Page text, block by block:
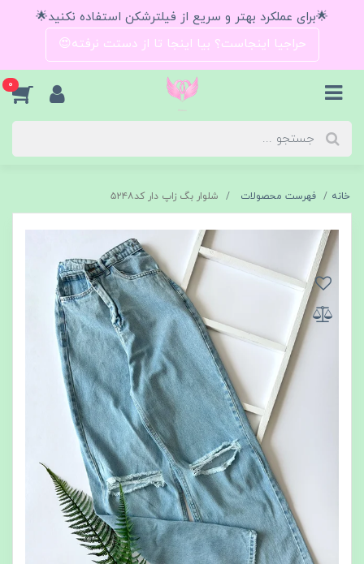
🌟برای عملکرد بهتر و سریع از فیلترشکن استفاده نکنید🌟
حراجیا اینجاست؟ بیا اینجا تا از دستت نرفته😍
0
خانه فهرست محصولات شلوار بگ زاپ دار کد۵۲۴۸